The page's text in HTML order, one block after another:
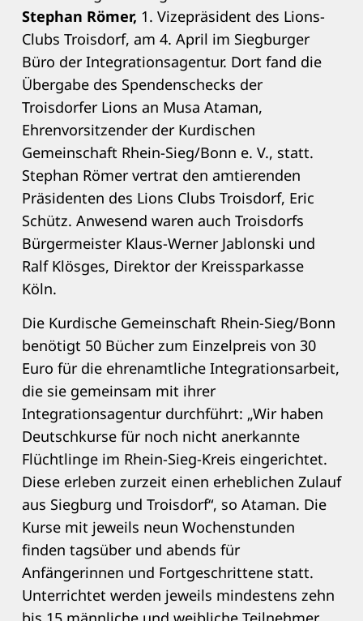
Stephan Römer, 1. Vizepräsident des Lions-
Clubs Troisdorf, am 4. April im Siegburger
Büro der Integrationsagentur. Dort fand die
Übergabe des Spendenschecks der
Troisdorfer Lions an Musa Ataman,
Ehrenvorsitzender der Kurdischen
Gemeinschaft Rhein-Sieg/Bonn e. V., statt.
Stephan Römer vertrat den amtierenden
Präsidenten des Lions Clubs Troisdorf, Eric
Schütz. Anwesend waren auch Troisdorfs
Bürgermeister Klaus-Werner Jablonski und
Ralf Klösges, Direktor der Kreissparkasse
Köln.
Die Kurdische Gemeinschaft Rhein-Sieg/Bonn
benötigt 50 Bücher zum Einzelpreis von 30
Euro für die ehrenamtliche Integrationsarbeit,
die sie gemeinsam mit ihrer
Integrationsagentur durchführt: „Wir haben
Deutschkurse für noch nicht anerkannte
Flüchtlinge im Rhein-Sieg-Kreis eingerichtet.
Diese erleben zurzeit einen erheblichen Zulauf
aus Siegburg und Troisdorf“, so Ataman. Die
Kurse mit jeweils neun Wochenstunden
finden tagsüber und abends für
Anfängerinnen und Fortgeschrittene statt.
Unterrichtet werden jeweils mindestens zehn